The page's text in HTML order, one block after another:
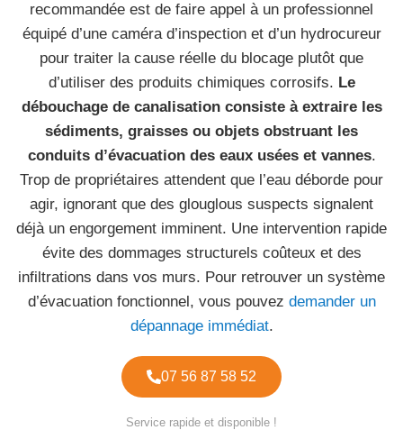
recommandée est de faire appel à un professionnel
équipé d’une caméra d’inspection et d’un hydrocureur
pour traiter la cause réelle du blocage plutôt que
d’utiliser des produits chimiques corrosifs. Le
débouchage de canalisation consiste à extraire les
sédiments, graisses ou objets obstruant les
conduits d’évacuation des eaux usées et vannes.
Trop de propriétaires attendent que l’eau déborde pour
agir, ignorant que des glouglous suspects signalent
déjà un engorgement imminent. Une intervention rapide
évite des dommages structurels coûteux et des
infiltrations dans vos murs. Pour retrouver un système
d’évacuation fonctionnel, vous pouvez demander un
dépannage immédiat.
07 56 87 58 52
Service rapide et disponible !